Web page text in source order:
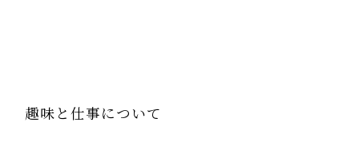
趣味と仕事について